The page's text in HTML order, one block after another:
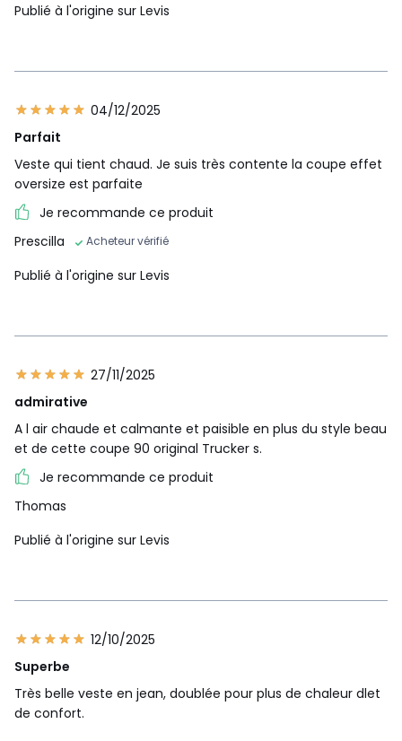
Publié à l'origine sur Levis
04/12/2025
Parfait
Veste qui tient chaud. Je suis très contente la coupe effet
oversize est parfaite
Je recommande ce produit
Prescilla
Acheteur vérifié
Publié à l'origine sur Levis
27/11/2025
admirative
A l air chaude et calmante et paisible en plus du style beau
et de cette coupe 90 original Trucker s.
Je recommande ce produit
Thomas
Publié à l'origine sur Levis
12/10/2025
Superbe
Très belle veste en jean, doublée pour plus de chaleur dlet
de confort.